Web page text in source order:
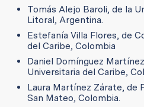
Tomás Alejo Baroli, de la
Litoral, Argentina.
Estefanía Villa Flores, de
del Caribe, Colombia
Daniel Domínguez
Universitaria del Caribe,
Laura Martínez Zárate, de
San Mateo, Colombia.